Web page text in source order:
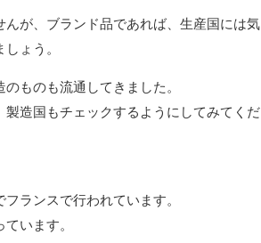
が、ブランド品であれば、生産国には気
ょう。
ものも流通してきました。
造国もチェックするようにしてみてくだ
ランスで行われています。
います。